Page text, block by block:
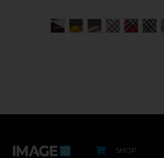
SHOP